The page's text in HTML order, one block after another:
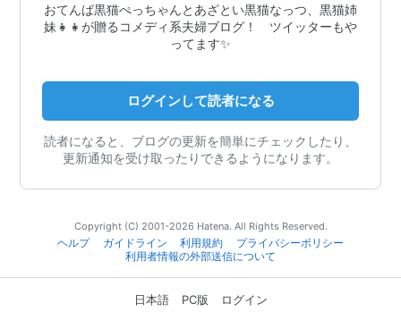
おてんば黒猫ぺっちゃんとあざとい黒猫なっつ、黒猫姉
妹👧👧が贈るコメディ系夫婦ブログ！ ツイッターもや
ってます✨
ログインして読者になる
読者になると、ブログの更新を簡単にチェックしたり、
更新通知を受け取ったりできるようになります。
Copyright (C) 2001-2026 Hatena. All Rights Reserved.
ヘルプ
ガイドライン 利用規約
プライバシーポリシー
利用者情報の外部送信について
日本語 PC版 ログイン